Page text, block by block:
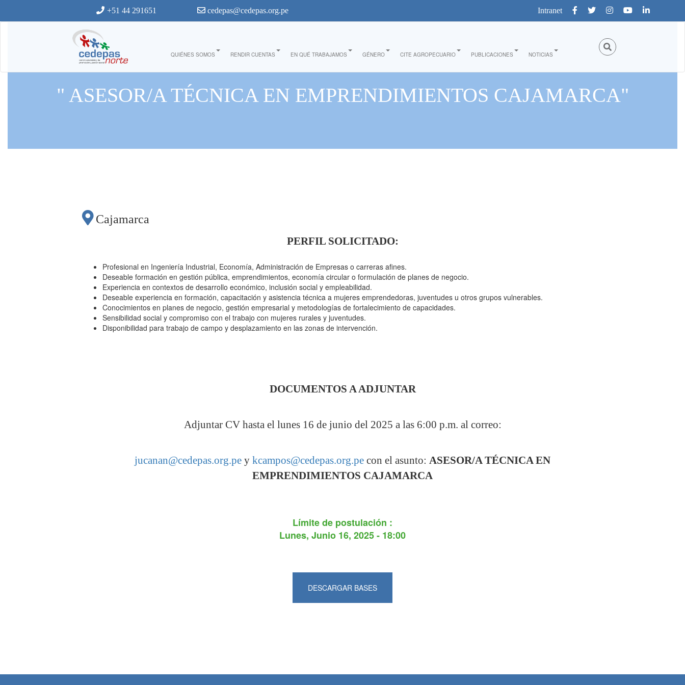
+51 44 291651 cedepas@cedepas.org.pe Intranet
QUIÉNES SOMOS RENDIR CUENTAS EN QUÉ TRABAJAMOS GÉNERO CITE AGROPECUARIO PUBLICACIONES NOTICIAS
" ASESOR/A TÉCNICA EN EMPRENDIMIENTOS CAJAMARCA"
Cajamarca
PERFIL SOLICITADO:
Profesional en Ingeniería Industrial, Economía, Administración de Empresas o carreras afines.
Deseable formación en gestión pública, emprendimientos, economía circular o formulación de planes de negocio.
Experiencia en contextos de desarrollo económico, inclusión social y empleabilidad.
Deseable experiencia en formación, capacitación y asistencia técnica a mujeres emprendedoras, juventudes u otros grupos vulnerables.
Conocimientos en planes de negocio, gestión empresarial y metodologías de fortalecimiento de capacidades.
Sensibilidad social y compromiso con el trabajo con mujeres rurales y juventudes.
Disponibilidad para trabajo de campo y desplazamiento en las zonas de intervención.
DOCUMENTOS A ADJUNTAR
Adjuntar CV hasta el lunes 16 de junio del 2025 a las 6:00 p.m. al correo:
jucanan@cedepas.org.pe y kcampos@cedepas.org.pe con el asunto: ASESOR/A TÉCNICA EN
EMPRENDIMIENTOS CAJAMARCA
Límite de postulación :
Lunes, Junio 16, 2025 - 18:00
DESCARGAR BASES